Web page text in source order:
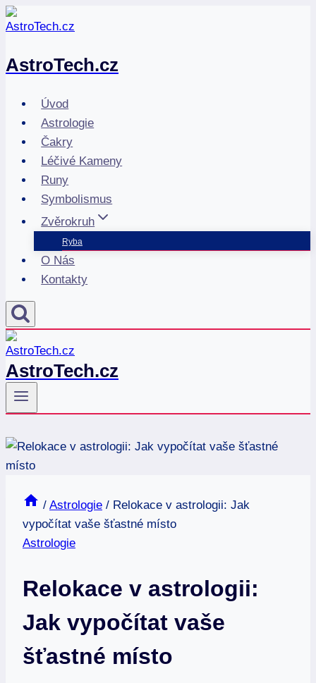
Přeskočit
na
AstroTech.cz
Úvod
Astrologie
Čakry
Léčivé Kameny
Runy
Symbolismus
Zvěrokruh
Ryba
O Nás
Kontakty
AstroTech.cz
/ Astrologie / Relokace v astrologii: Jak
vypočítat vaše šťastné místo
Astrologie
Relokace v astrologii:
Jak vypočítat vaše
šťastné místo